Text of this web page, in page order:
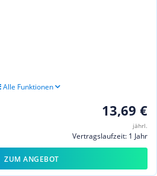
Alle Funktionen
13,69 €
jährl.
Vertragslaufzeit: 1 Jahr
ZUM ANGEBOT